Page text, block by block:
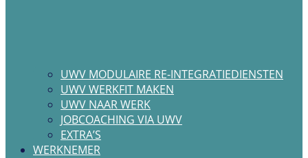
UWV MODULAIRE RE-INTEGRATIEDIENSTEN
UWV WERKFIT MAKEN
UWV NAAR WERK
JOBCOACHING VIA UWV
EXTRA’S
WERKNEMER